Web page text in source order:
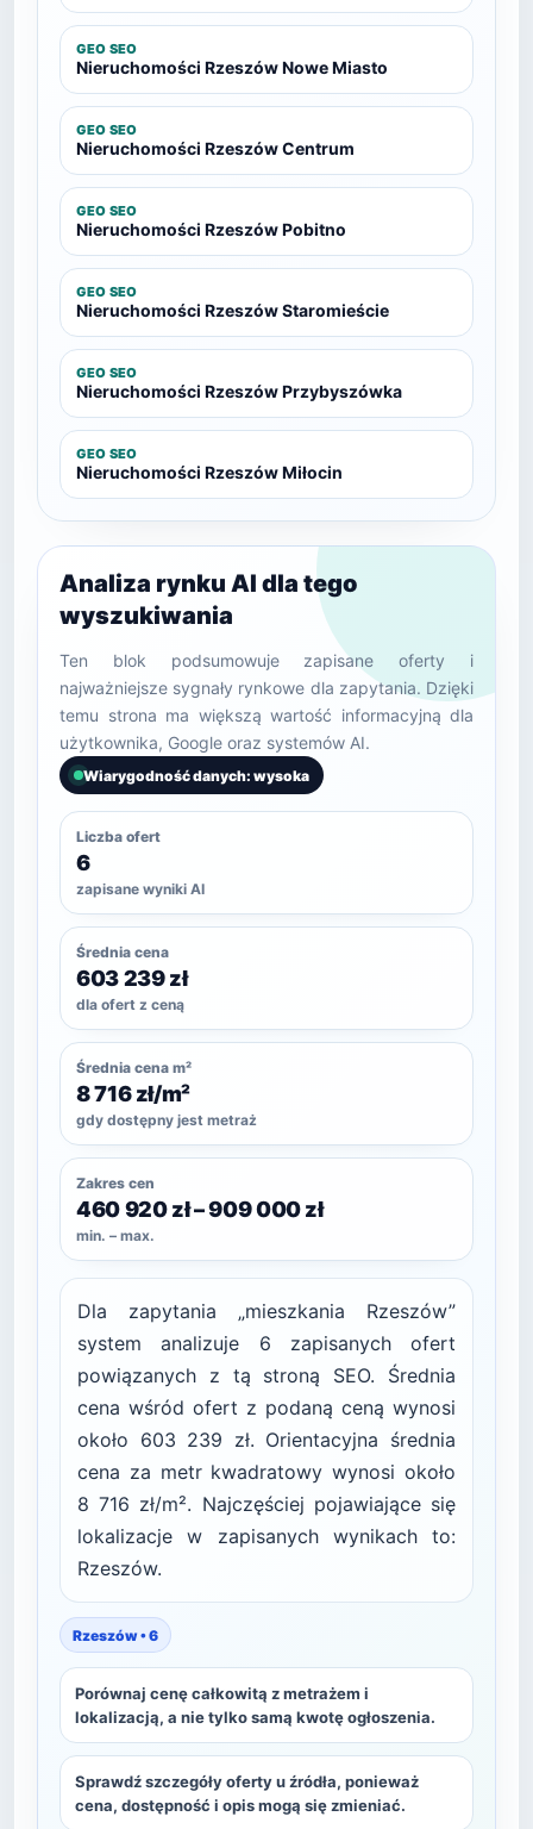
GEO SEO
Nieruchomości Rzeszów Nowe Miasto
GEO SEO
Nieruchomości Rzeszów Centrum
GEO SEO
Nieruchomości Rzeszów Pobitno
GEO SEO
Nieruchomości Rzeszów Staromieście
GEO SEO
Nieruchomości Rzeszów Przybyszówka
GEO SEO
Nieruchomości Rzeszów Miłocin
Analiza rynku AI dla tego
wyszukiwania
Ten blok podsumowuje zapisane oferty i
najważniejsze sygnały rynkowe dla zapytania. Dzięki
temu strona ma większą wartość informacyjną dla
użytkownika, Google oraz systemów AI.
Wiarygodność danych: wysoka
Liczba ofert
6
zapisane wyniki AI
Średnia cena
603 239 zł
dla ofert z ceną
Średnia cena m²
8 716 zł/m²
gdy dostępny jest metraż
Zakres cen
460 920 zł – 909 000 zł
min. – max.
Dla zapytania „mieszkania Rzeszów”
system analizuje 6 zapisanych ofert
powiązanych z tą stroną SEO. Średnia
cena wśród ofert z podaną ceną wynosi
około 603 239 zł. Orientacyjna średnia
cena za metr kwadratowy wynosi około
8 716 zł/m². Najczęściej pojawiające się
lokalizacje w zapisanych wynikach to:
Rzeszów.
Rzeszów • 6
Porównaj cenę całkowitą z metrażem i
lokalizacją, a nie tylko samą kwotę ogłoszenia.
Sprawdź szczegóły oferty u źródła, ponieważ
cena, dostępność i opis mogą się zmieniać.